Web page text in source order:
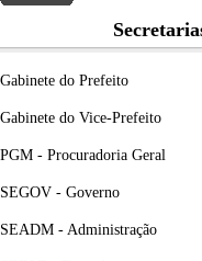
Gabinete do Prefeito
Gabinete do Vice-Prefeito
PGM - Procuradoria Geral
SEGOV - Governo
SEADM - Administração